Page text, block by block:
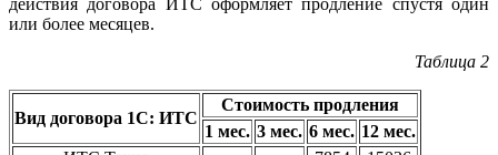
или более месяцев.
Таблица 2
Вид договора 1С: ИТС
Стоимость продления
1 мес. 3 мес. 6 мес. 12 мес.